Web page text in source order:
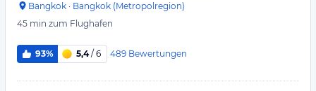
Bangkok · Bangkok (Metropolregion)
45 min zum Flughafen
93% 5,4/ 6 489 Bewertungen